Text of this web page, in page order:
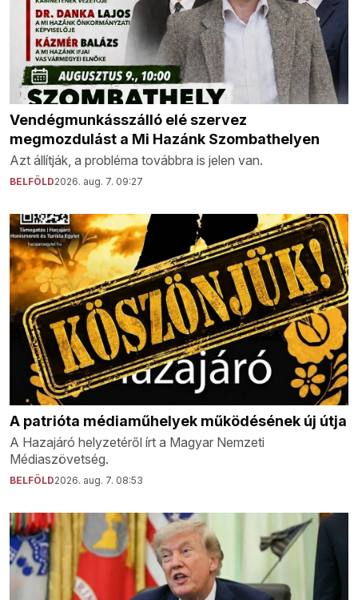
Vendégmunkásszálló elé szervez
megmozdulást a Mi Hazánk Szombathelyen
Azt állítják, a probléma továbbra is jelen van.
BELFÖLD2026. aug. 7. 09:27
A patrióta médiaműhelyek működésének új útja
A Hazajáró helyzetéről írt a Magyar Nemzeti
Médiaszövetség.
BELFÖLD2026. aug. 7. 08:53